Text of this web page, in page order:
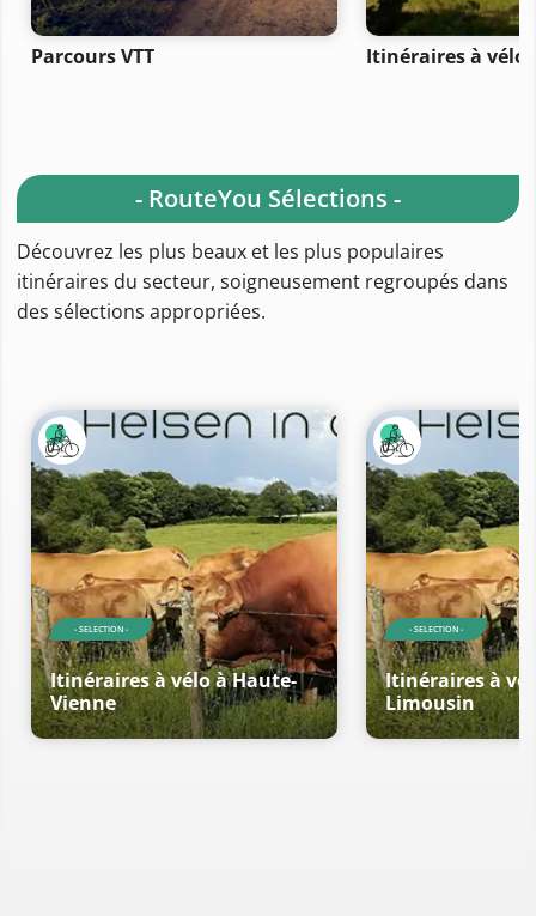
Parcours VTT Itinéraires à vélo
- RouteYou Sélections -
Découvrez les plus beaux et les plus populaires
itinéraires du secteur, soigneusement regroupés dans
des sélections appropriées.
- SELECTION -
Itinéraires à vélo à Haute-
Vienne
- SELECTION -
Itinéraires à
Limousin